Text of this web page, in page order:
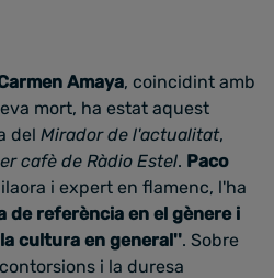
Amaya, coincidint amb
mort, ha estat aquest
del Mirador de l'actualitat,
cafè de Ràdio Estel. Paco
i expert en flamenc, l'ha
de referència en el gènere i
cultura en general''. Sobre
i la duresa